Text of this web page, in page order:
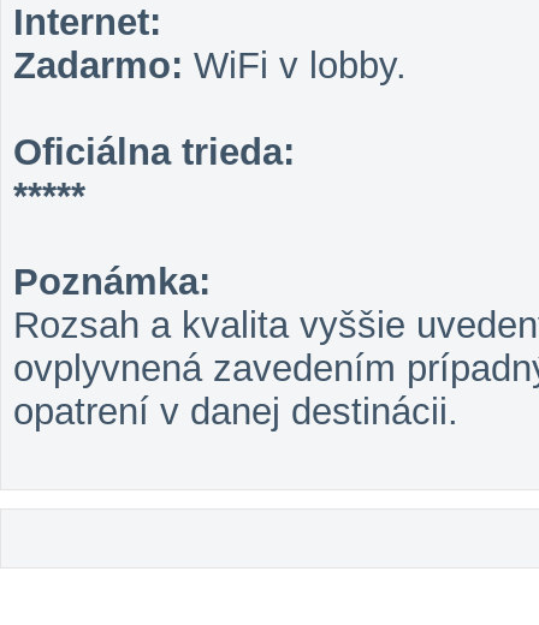
Internet:
Zadarmo: WiFi v lobby.
Oficiálna trieda:
*****
Poznámka:
Rozsah a kvalita vyššie
ovplyvnená zavedením
opatrení v danej destinácii.